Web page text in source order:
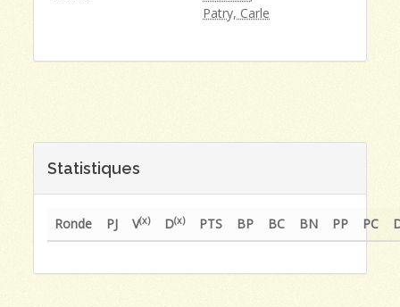
Patry, Carle
Statistiques
Ronde PJ V(x) D(x) PTS BP BC BN PP PC